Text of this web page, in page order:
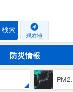
検索
現在地
防災情報